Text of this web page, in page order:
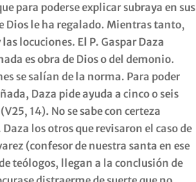
para poderse explicar subraya en sus
Dios le ha regalado. Mientras tanto,
locuciones. El P. Gaspar Daza
es obra de Dios o del demonio.
se salían de la norma. Para poder
Daza pide ayuda a cinco o seis
14). No se sabe con certeza
los otros que revisaron el caso de
(confesor de nuestra santa en ese
teólogos, llegan a la conclusión de